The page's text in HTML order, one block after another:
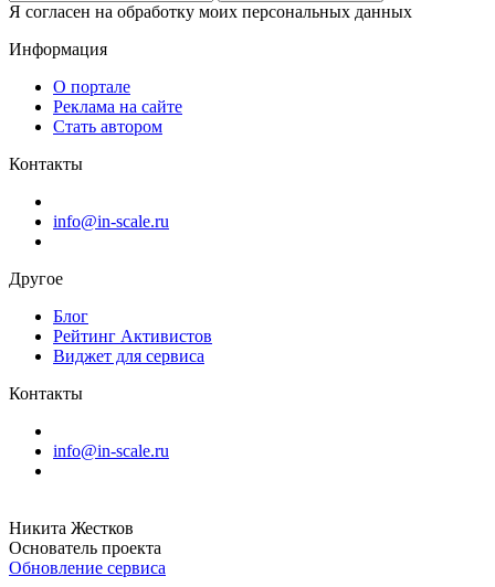
Я согласен на обработку моих персональных данных
Информация
О портале
Реклама на сайте
Стать автором
Контакты
info@in-scale.ru
Другое
Блог
Рейтинг Активистов
Виджет для сервиса
Контакты
info@in-scale.ru
Никита Жестков
Основатель проекта
Обновление сервиса